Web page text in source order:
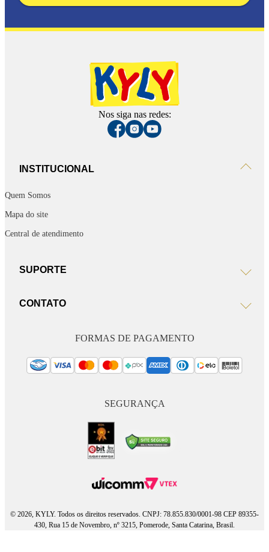
Nos siga nas redes:
INSTITUCIONAL
Quem Somos
Mapa do site
Central de atendimento
SUPORTE
CONTATO
FORMAS DE PAGAMENTO
SEGURANÇA
© 2026, KYLY. Todos os direitos reservados. CNPJ: 78.855.830/0001-98 CEP 89355-
430, Rua 15 de Novembro, nº 3215, Pomerode, Santa Catarina, Brasil.